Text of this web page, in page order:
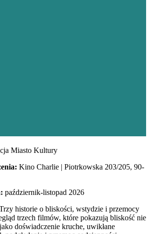
Miasto Kultury
Kino Charlie | Piotrkowska 203/205, 90-
październik-listopad 2026
historie o bliskości, wstydzie i przemocy
trzech filmów, które pokazują bliskość nie
doświadczenie kruche, uwikłane